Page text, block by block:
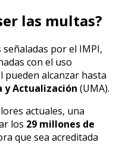
las multas?
por el IMPI,
con el uso
pueden alcanzar hasta
y Actualización (UMA).
actuales, una
los 29 millones de
que sea acreditada